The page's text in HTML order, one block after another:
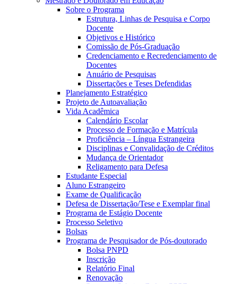
Sobre o Programa
Estrutura, Linhas de Pesquisa e Corpo
Docente
Objetivos e Histórico
Comissão de Pós-Graduação
Credenciamento e Recredenciamento de
Docentes
Anuário de Pesquisas
Dissertações e Teses Defendidas
Planejamento Estratégico
Projeto de Autoavaliação
Vida Acadêmica
Calendário Escolar
Processo de Formação e Matrícula
Proficiência – Língua Estrangeira
Disciplinas e Convalidação de Créditos
Mudança de Orientador
Religamento para Defesa
Estudante Especial
Aluno Estrangeiro
Exame de Qualificação
Defesa de Dissertação/Tese e Exemplar final
Programa de Estágio Docente
Processo Seletivo
Bolsas
Programa de Pesquisador de Pós-doutorado
Bolsa PNPD
Inscrição
Relatório Final
Renovação